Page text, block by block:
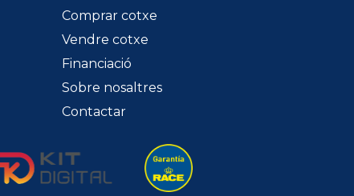
Comprar cotxe
Vendre cotxe
Financiació
Sobre nosaltres
Contactar